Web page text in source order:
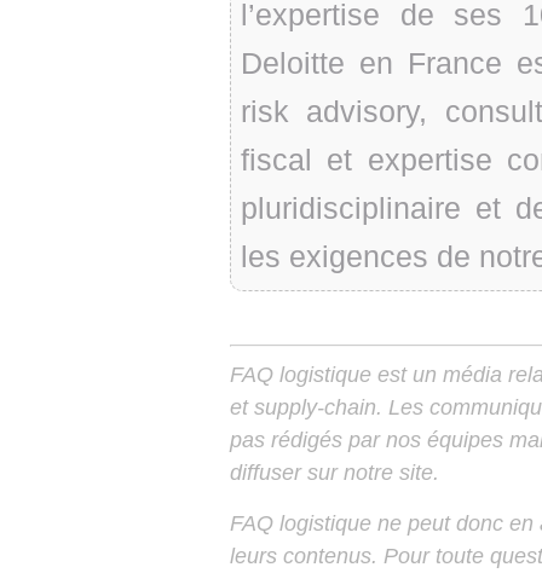
l’expertise de ses
Deloitte en France
risk advisory,
fiscal et expertise
pluridisciplinaire et
les exigences de
FAQ logistique est un média
et supply-chain. Les
pas rédigés par nos équipes
diffuser sur notre site.
FAQ logistique ne peut donc
leurs contenus. Pour toute